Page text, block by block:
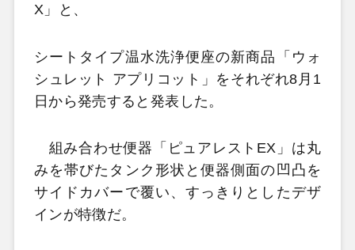
X」と、
シートタイプ温水洗浄便座の新商品「ウォ
シュレット アプリコット」をそれぞれ8月1
日から発売すると発表した。
組み合わせ便器「ピュアレストEX」は丸
みを帯びたタンク形状と便器側面の凹凸を
サイドカバーで覆い、すっきりとしたデザ
インが特徴だ。